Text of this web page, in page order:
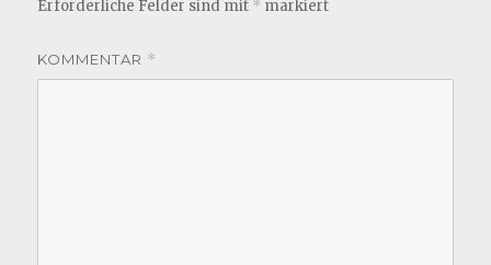
Erforderliche Felder sind mit * markiert
KOMMENTAR *